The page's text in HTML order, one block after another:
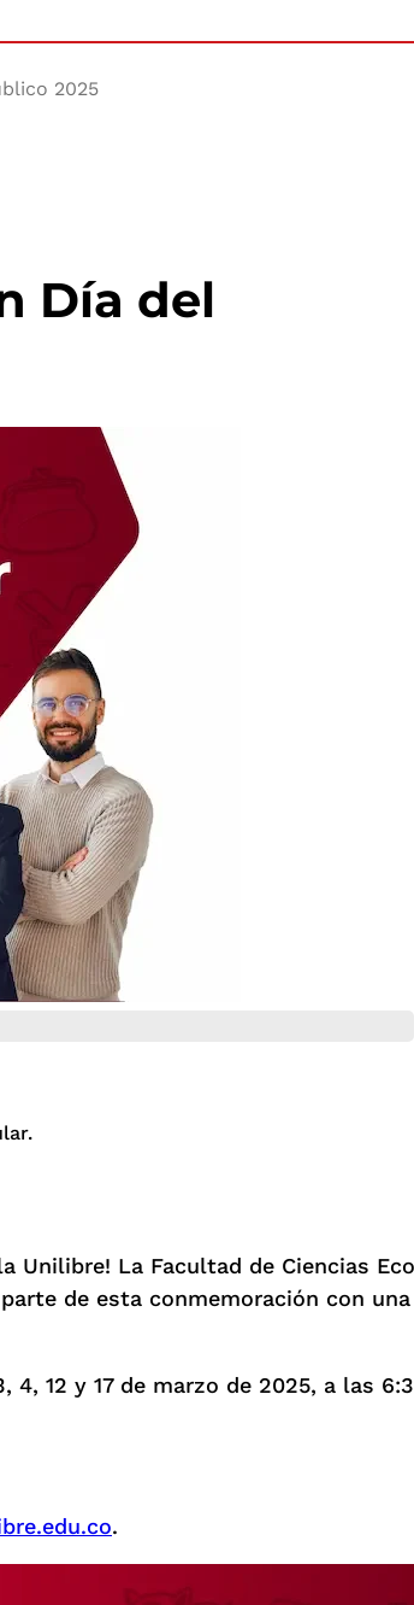
2025
Día del
Unilibre! La Facultad de Ciencias
de esta conmemoración con
12 y 17 de marzo de 2025, a las
.